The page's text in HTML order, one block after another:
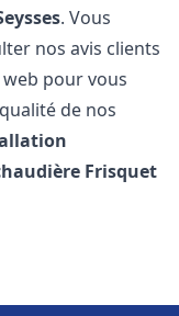
. Vous
nos avis clients
pour vous
de nos
Frisquet